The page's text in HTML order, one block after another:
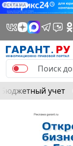
РЕКЛАМА
Бюджетный учет